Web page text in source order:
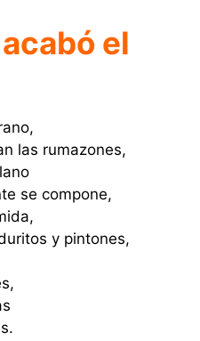
el
las rumazones,
se compone,
y pintones,